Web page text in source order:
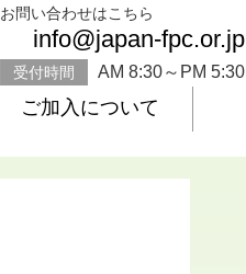
お問い合わせはこちら
info@japan-fpc.or.jp
受付時間 AM 8:30～PM 5:30
ご加入について